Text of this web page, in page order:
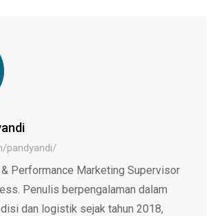
pandyandi/
& Performance Marketing Supervisor
Penulis berpengalaman dalam
dan logistik sejak tahun 2018,